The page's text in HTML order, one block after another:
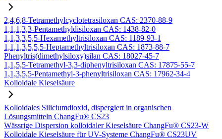
2,4,6,8-Tetramethylcyclotetrasiloxan CAS: 2370-88-9
1,1,1,3,3-Pentamethyldisiloxan CAS: 1438-82-0
1,1,3,3,5,5-Hexamethyltrisiloxan CAS: 1189-93-1
1,1,1,3,5,5,5-Heptamethyltrisiloxan CAS: 1873-88-7
Phenyltris(dimethylsiloxy)silan CAS: 18027-45-7
1,1,5,5-Tetramethyl-3,3-diphenyltrisiloxan CAS: 17875-55-7
1,1,3,5,5-Pentamethyl-3-phenyltrisiloxan CAS: 17962-34-4
Kolloidale Kieselsäure
Kolloidales Siliciumdioxid, dispergiert in organischen
Lösungsmitteln ChangFu® CS23
Wässrige Dispersion kolloidaler Kieselsäure ChangFu® CS23-W
Kolloidale Kieselsäure für UV-Systeme ChangFu® CS23UV